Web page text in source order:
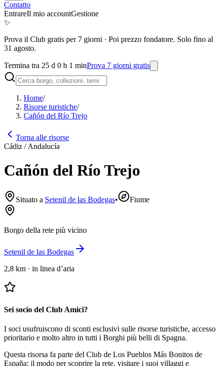
Contatto
EntrareIl mio accountGestione
✨
Prova il Club gratis per 7 giorni · Poi prezzo fondatore. Solo fino al
31 agosto.
Termina tra 25 d 0 h 1 minProva 7 giorni gratis
Home/
Risorse turistiche/
Cañón del Río Trejo
Torna alle risorse
Cádiz / Andalucía
Cañón del Río Trejo
Situato a Setenil de las Bodegas• Fiume
Borgo della rete più vicino
Setenil de las Bodegas
2,8 km · in linea d’aria
Sei socio del Club Amici?
I soci usufruiscono di sconti esclusivi sulle risorse turistiche, accesso
prioritario e molto altro in tutti i Borghi più belli di Spagna.
Questa risorsa fa parte del Club de Los Pueblos Más Bonitos de
España: il modo per scoprire la rete, visitare i suoi villaggi e